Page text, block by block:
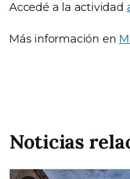
Accedé a la actividad
Más información en
Noticias